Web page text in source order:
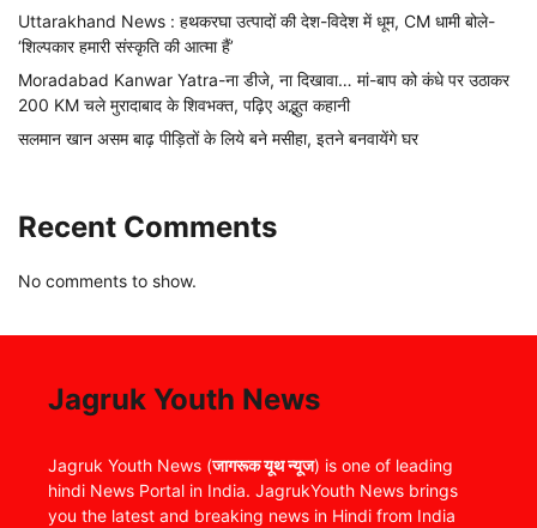
Uttarakhand News : हथकरघा उत्पादों की देश-विदेश में धूम, CM धामी बोले-
‘शिल्पकार हमारी संस्कृति की आत्मा हैं’
Moradabad Kanwar Yatra-ना डीजे, ना दिखावा… मां-बाप को कंधे पर उठाकर
200 KM चले मुरादाबाद के शिवभक्त, पढ़िए अद्भुत कहानी
सलमान खान असम बाढ़ पीड़ितों के लिये बने मसीहा, इतने बनवायेंगे घर
Recent Comments
No comments to show.
Jagruk Youth News
Jagruk Youth News (जागरूक यूथ न्यूज) is one of leading
hindi News Portal in India. JagrukYouth News brings
you the latest and breaking news in Hindi from India